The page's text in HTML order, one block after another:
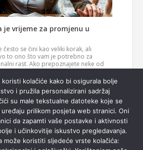
je vrijeme za promjenu u
često se čini kao veliki korak, ali
to ono što vam je potrebno za
rast. Ako prepoznajete neke od
je vrijeme da razmislite o novom
1. Vaš posao više vas…Pročitaj
kolačiće kako bi osigurala bolje
i pružila personalizirani sadržaj
su male tekstualne datoteke koje se
prilikom posjeta web stranici. Oni
da zapamti vaše postavke i aktivnosti
i učinkovitije iskustvo pregledavanja.
može koristiti sljedeće vrste kolačića: